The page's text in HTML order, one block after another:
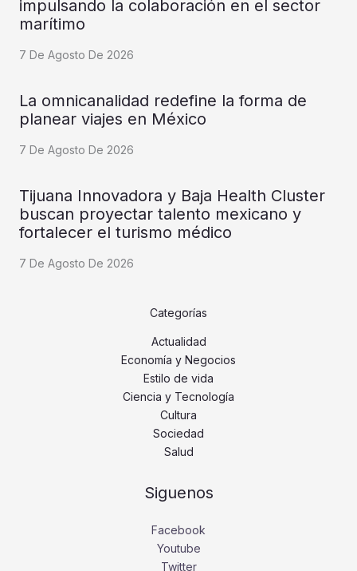
impulsando la colaboración en el sector
marítimo
7 De Agosto De 2026
La omnicanalidad redefine la forma de
planear viajes en México
7 De Agosto De 2026
Tijuana Innovadora y Baja Health Cluster
buscan proyectar talento mexicano y
fortalecer el turismo médico
7 De Agosto De 2026
Categorías
Actualidad
Economía y Negocios
Estilo de vida
Ciencia y Tecnología
Cultura
Sociedad
Salud
Siguenos
Facebook
Youtube
Twitter